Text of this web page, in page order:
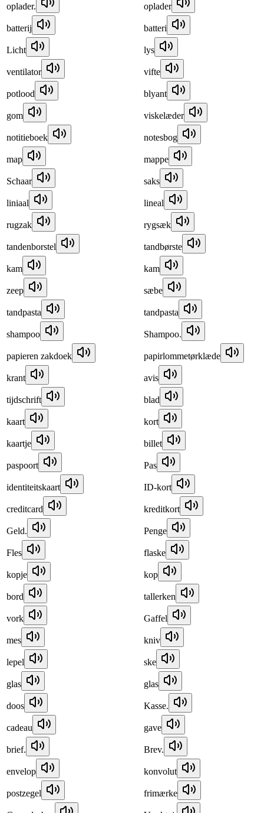
oplader. oplader
batterij batteri
Licht lys
ventilator vifte
potlood blyant
gom viskelæder
notitieboek notesbog
map mappe
Schaar saks
liniaal lineal
rugzak rygsæk
tandenborstel tandbørste
kam kam
zeep sæbe
tandpasta tandpasta
shampoo Shampoo.
papieren zakdoek papirlommetørklæde
krant avis
tijdschrift blad
kaart kort
kaartje billet
paspoort Pas
identiteitskaart ID-kort
creditcard kreditkort
Geld. Penge
Fles flaske
kopje kop
bord tallerken
vork Gaffel
mes kniv
lepel ske
glas glas
doos Kasse.
cadeau gave
brief. Brev.
envelop konvolut
postzegel frimærke